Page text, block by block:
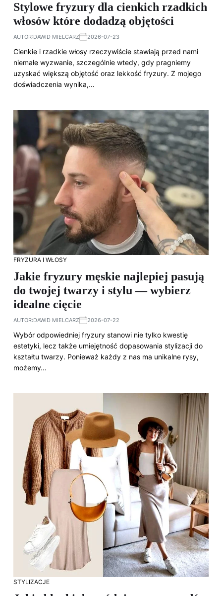
Stylowe fryzury dla cienkich rzadkich
włosów które dodadzą objętości
AUTOR:DAWID MIELCARZ 2026-07-23
Cienkie i rzadkie włosy rzeczywiście stawiają przed nami
niemałe wyzwanie, szczególnie wtedy, gdy pragniemy
uzyskać większą objętość oraz lekkość fryzury. Z mojego
doświadczenia wynika,…
FRYZURA I WŁOSY
Jakie fryzury męskie najlepiej pasują
do twojej twarzy i stylu — wybierz
idealne cięcie
AUTOR:DAWID MIELCARZ 2026-07-22
Wybór odpowiedniej fryzury stanowi nie tylko kwestię
estetyki, lecz także umiejętność dopasowania stylizacji do
kształtu twarzy. Ponieważ każdy z nas ma unikalne rysy,
możemy…
STYLIZACJE